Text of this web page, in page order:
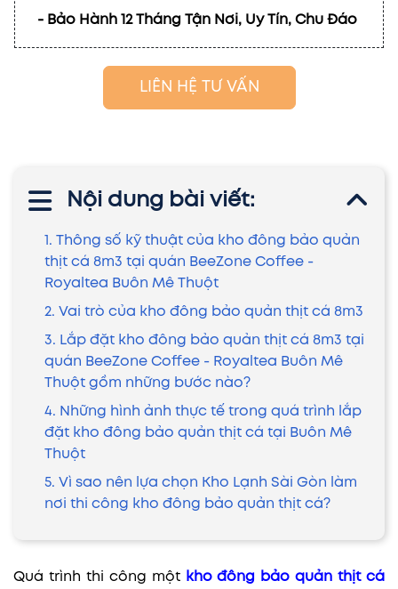
- Bảo Hành 12 Tháng Tận Nơi, Uy Tín, Chu Đáo
LIÊN HỆ TƯ VẤN
Nội dung bài viết:
1. Thông số kỹ thuật của kho đông bảo quản
thịt cá 8m3 tại quán BeeZone Coffee -
Royaltea Buôn Mê Thuột
2. Vai trò của kho đông bảo quản thịt cá 8m3
3. Lắp đặt kho đông bảo quản thịt cá 8m3 tại
quán BeeZone Coffee - Royaltea Buôn Mê
Thuột gồm những bước nào?
4. Những hình ảnh thực tế trong quá trình lắp
đặt kho đông bảo quản thịt cá tại Buôn Mê
Thuột
5. Vì sao nên lựa chọn Kho Lạnh Sài Gòn làm
nơi thi công kho đông bảo quản thịt cá?
Quá trình thi công một kho đông bảo quản thịt cá